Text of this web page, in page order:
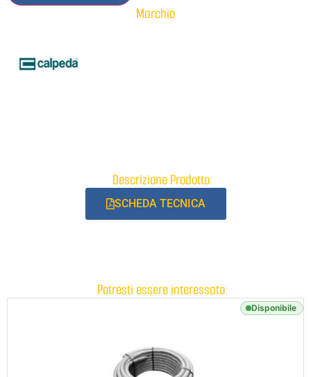
Marchio
Descrizione Prodotto:
SCHEDA TECNICA
Potresti essere interessato:
Disponibile